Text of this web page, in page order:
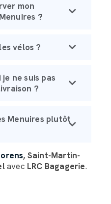
mon
?
vélos ?
ne suis pas
?
Menuires plutôt
, Saint-Martin-
avec LRC Bagagerie.